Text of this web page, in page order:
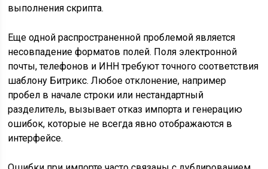
выполнения скрипта.
Еще одной распространенной проблемой является
несовпадение форматов полей. Поля электронной
почты, телефонов и ИНН требуют точного соответствия
шаблону Битрикс. Любое отклонение, например
пробел в начале строки или нестандартный
разделитель, вызывает отказ импорта и генерацию
ошибок, которые не всегда явно отображаются в
интерфейсе.